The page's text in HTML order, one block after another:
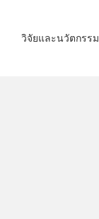
วิจัยและนวัตกรรม